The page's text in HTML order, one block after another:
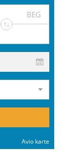
BEG
Avio karte